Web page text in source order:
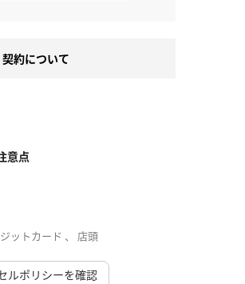
契約について
意点
ットカード 、 店頭
ルポリシーを確認